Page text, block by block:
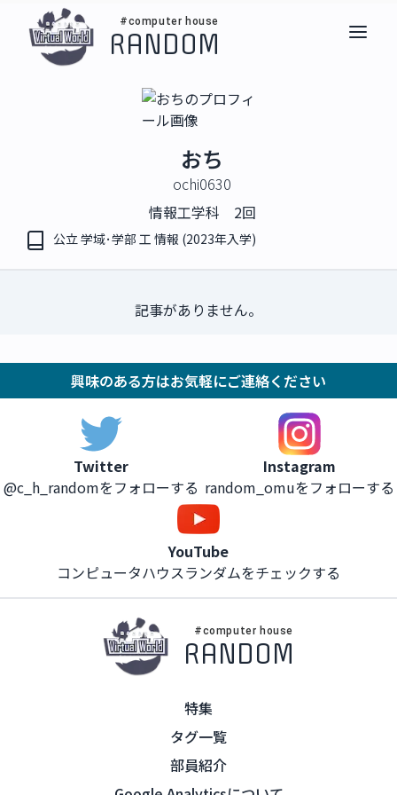
#computer house
RANDOM
おち
ochi0630
情報工学科 2回
公立 学域･学部 工 情報 (2023年入学)
記事がありません。
興味のある方はお気軽にご連絡ください
Twitter
@c_h_randomをフォローする
Instagram
random_omuをフォローする
YouTube
コンピュータハウスランダムをチェックする
#computer house
RANDOM
特集
タグ一覧
部員紹介